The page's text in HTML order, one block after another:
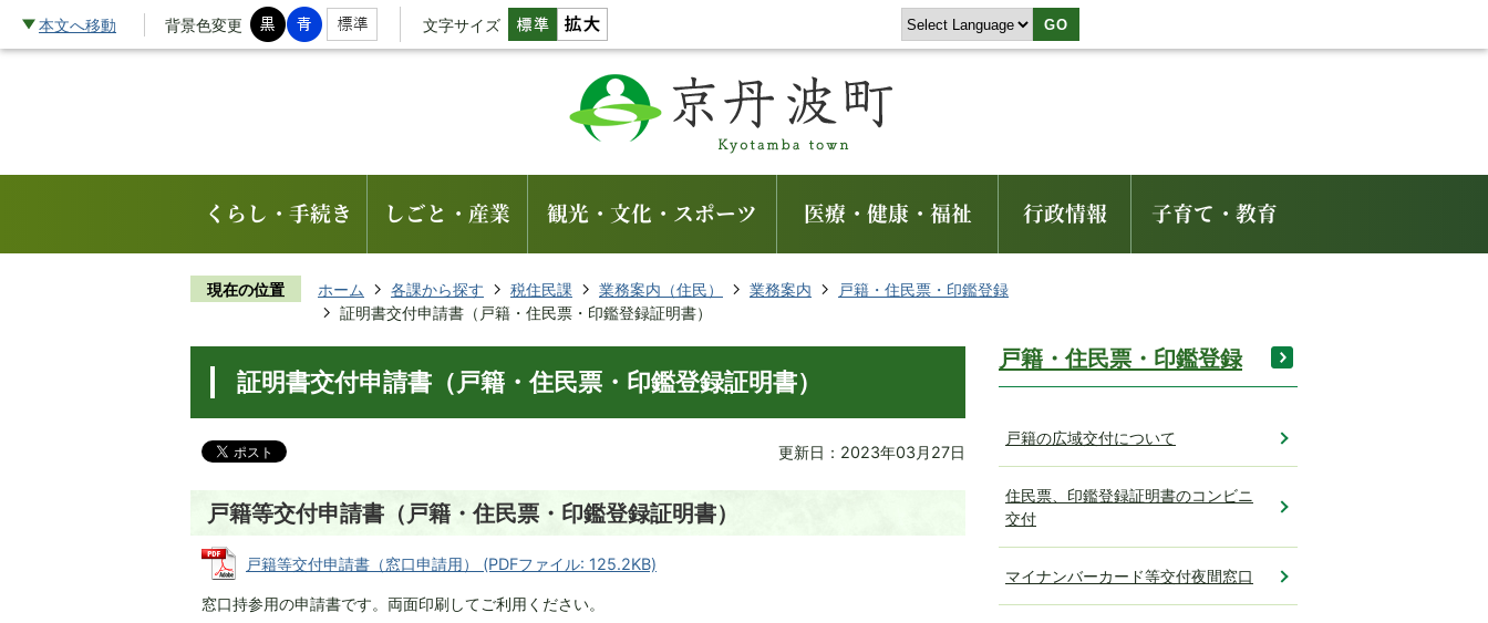
本文へ移動 背景色変更 文字サイズ GO
くらし・手続き しごと・産業 観光・文化・スポーツ 医療・健康・福祉 行政情報 子育て・教育
現在の位置 ホーム 各課から探す 税住民課 業務案内（住民） 業務案内
戸籍・住民票・印鑑登録
証明書交付申請書（戸籍・住民票・印鑑登録証明書）
証明書交付申請書（戸籍・住民票・印鑑登録証明書）
更新日：2023年03月27日
戸籍等交付申請書（戸籍・住民票・印鑑登録証明書）
戸籍等交付申請書（窓口申請用） (PDFファイル: 125.2KB)
窓口持参用の申請書です。両面印刷してご利用ください。
戸籍・住民票・印鑑登録
戸籍の広域交付について
住民票、印鑑登録証明書のコンビニ
交付
マイナンバーカード等交付夜間窓口